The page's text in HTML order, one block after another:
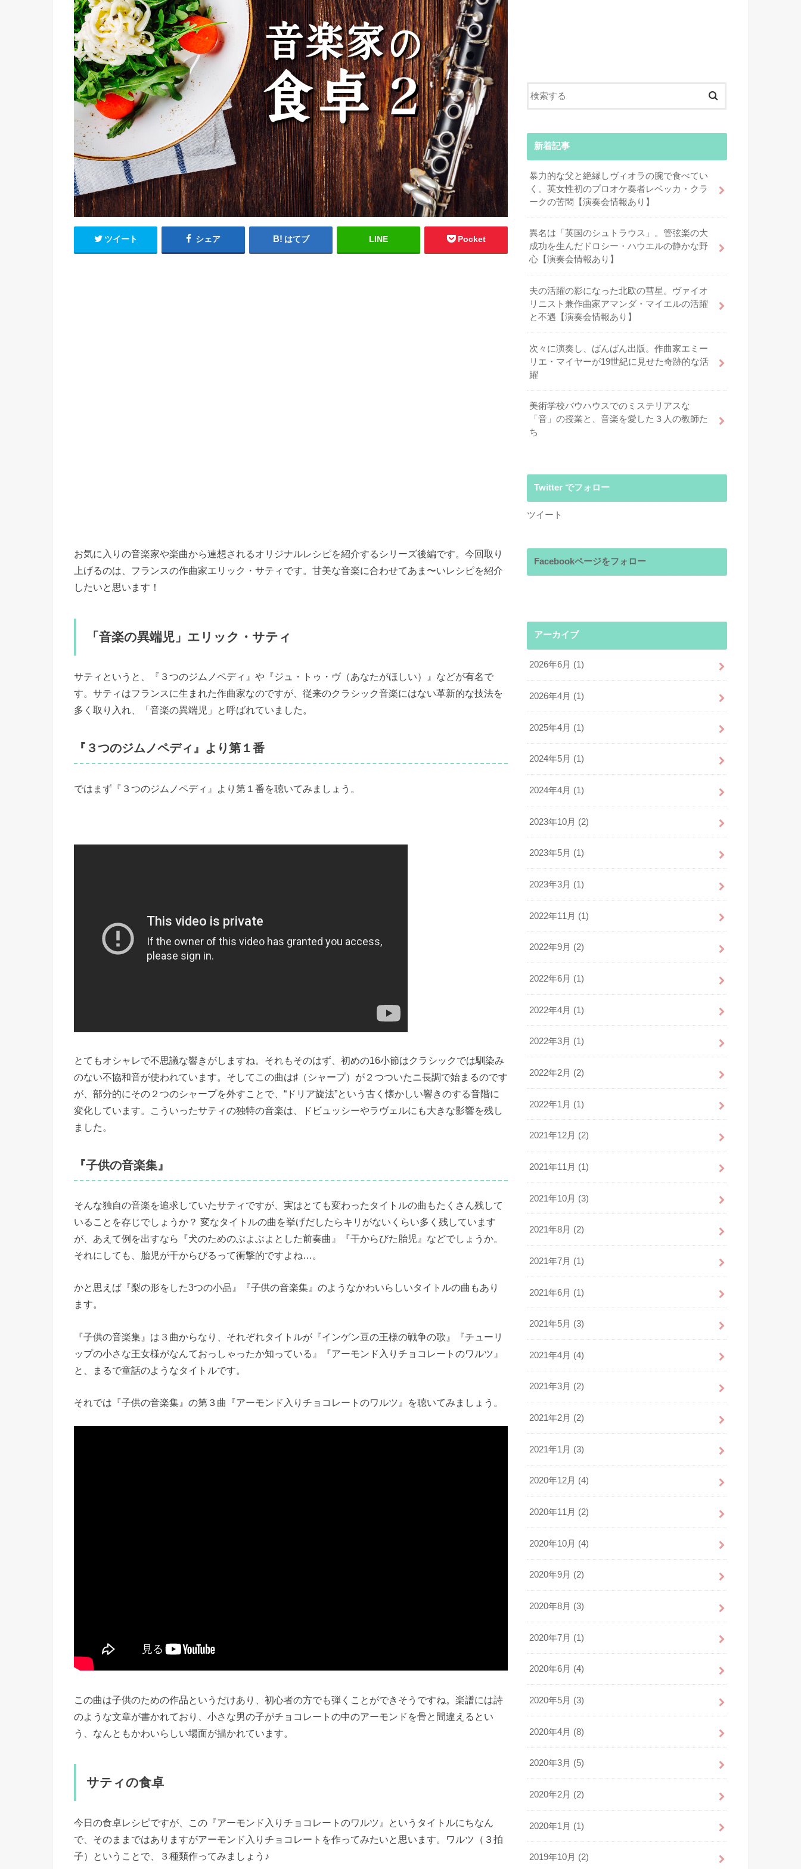
ツイート シェア はてブ LINE Pocket
お気に入りの音楽家や楽曲から連想されるオリジナルレシピを紹介するシリーズ後編です。今回取り
上げるのは、フランスの作曲家エリック・サティです。甘美な音楽に合わせてあま〜いレシピを紹介
したいと思います！
「音楽の異端児」エリック・サティ
サティというと、『３つのジムノペディ』や『ジュ・トゥ・ヴ（あなたがほしい）』などが有名で
す。サティはフランスに生まれた作曲家なのですが、従来のクラシック音楽にはない革新的な技法を
多く取り入れ、「音楽の異端児」と呼ばれていました。
『３つのジムノペディ』より第１番
ではまず『３つのジムノペディ』より第１番を聴いてみましょう。
とてもオシャレで不思議な響きがしますね。それもそのはず、初めの16小節はクラシックでは馴染み
のない不協和音が使われています。そしてこの曲は♯（シャープ）が２つついたニ長調で始まるのです
が、部分的にその２つのシャープを外すことで、“ドリア旋法”という古く懐かしい響きのする音階に
変化しています。こういったサティの独特の音楽は、ドビュッシーやラヴェルにも大きな影響を残し
ました。
『子供の音楽集』
そんな独自の音楽を追求していたサティですが、実はとても変わったタイトルの曲もたくさん残して
いることを存じでしょうか？ 変なタイトルの曲を挙げだしたらキリがないくらい多く残しています
が、あえて例を出すなら『犬のためのぶよぶよとした前奏曲』『干からびた胎児』などでしょうか。
それにしても、胎児が干からびるって衝撃的ですよね…。
かと思えば『梨の形をした3つの小品』『子供の音楽集』のようなかわいらしいタイトルの曲もあり
ます。
『子供の音楽集』は３曲からなり、それぞれタイトルが『インゲン豆の王様の戦争の歌』『チューリ
ップの小さな王女様がなんておっしゃったか知っている』『アーモンド入りチョコレートのワルツ』
と、まるで童話のようなタイトルです。
それでは『子供の音楽集』の第３曲『アーモンド入りチョコレートのワルツ』を聴いてみましょう。
この曲は子供のための作品というだけあり、初心者の方でも弾くことができそうですね。楽譜には詩
のような文章が書かれており、小さな男の子がチョコレートの中のアーモンドを骨と間違えるとい
う、なんともかわいらしい場面が描かれています。
サティの食卓
今日の食卓レシピですが、この『アーモンド入りチョコレートのワルツ』というタイトルにちなん
で、そのままではありますがアーモンド入りチョコレートを作ってみたいと思います。ワルツ（３拍
子）ということで、３種類作ってみましょう♪
新着記事
暴力的な父と絶縁しヴィオラの腕で食べてい
く。英女性初のプロオケ奏者レベッカ・クラ
ークの苦悶【演奏会情報あり】
異名は「英国のシュトラウス」。管弦楽の大
成功を生んだドロシー・ハウエルの静かな野
心【演奏会情報あり】
夫の活躍の影になった北欧の彗星。ヴァイオ
リニスト兼作曲家アマンダ・マイエルの活躍
と不遇【演奏会情報あり】
次々に演奏し、ばんばん出版。作曲家エミー
リエ・マイヤーが19世紀に見せた奇跡的な活
躍
美術学校バウハウスでのミステリアスな
「音」の授業と、音楽を愛した３人の教師た
ち
Twitter でフォロー
ツイート
Facebookページをフォロー
アーカイブ
2026年6月 (1)
2026年4月 (1)
2025年4月 (1)
2024年5月 (1)
2024年4月 (1)
2023年10月 (2)
2023年5月 (1)
2023年3月 (1)
2022年11月 (1)
2022年9月 (2)
2022年6月 (1)
2022年4月 (1)
2022年3月 (1)
2022年2月 (2)
2022年1月 (1)
2021年12月 (2)
2021年11月 (1)
2021年10月 (3)
2021年8月 (2)
2021年7月 (1)
2021年6月 (1)
2021年5月 (3)
2021年4月 (4)
2021年3月 (2)
2021年2月 (2)
2021年1月 (3)
2020年12月 (4)
2020年11月 (2)
2020年10月 (4)
2020年9月 (2)
2020年8月 (3)
2020年7月 (1)
2020年6月 (4)
2020年5月 (3)
2020年4月 (8)
2020年3月 (5)
2020年2月 (2)
2020年1月 (1)
2019年10月 (2)